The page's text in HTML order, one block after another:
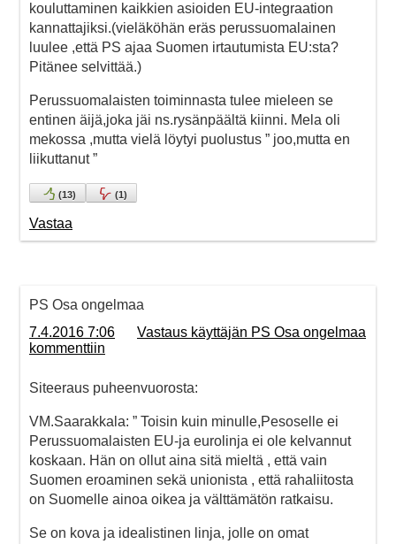
kouluttaminen kaikkien asioiden EU-integraation
kannattajiksi.(vieläköhän eräs perussuomalainen
luulee ,että PS ajaa Suomen irtautumista EU:sta?
Pitänee selvittää.)
Perussuomalaisten toiminnasta tulee mieleen se
entinen äijä,joka jäi ns.rysänpäältä kiinni. Mela oli
mekossa ,mutta vielä löytyi puolustus ” joo,mutta en
liikuttanut ”
(13) (1)
Vastaa
PS Osa ongelmaa
7.4.2016 7:06
Vastaus käyttäjän PS Osa ongelmaa
kommenttiin
Siteeraus puheenvuorosta:
VM.Saarakkala: ” Toisin kuin minulle,Pesoselle ei
Perussuomalaisten EU-ja eurolinja ei ole kelvannut
koskaan. Hän on ollut aina sitä mieltä , että vain
Suomen eroaminen sekä unionista , että rahaliitosta
on Suomelle ainoa oikea ja välttämätön ratkaisu.
Se on kova ja idealistinen linja, jolle on omat